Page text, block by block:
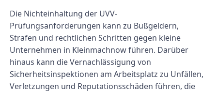
Die Nichteinhaltung der UVV-
Prüfungsanforderungen kann zu Bußgeldern,
Strafen und rechtlichen Schritten gegen kleine
Unternehmen in Kleinmachnow führen. Darüber
hinaus kann die Vernachlässigung von
Sicherheitsinspektionen am Arbeitsplatz zu Unfällen,
Verletzungen und Reputationsschäden führen, die